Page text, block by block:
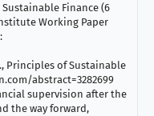
Finance (6
Working Paper
Principles of Sustainable
abstract=3282699
supervision after the
the way forward,